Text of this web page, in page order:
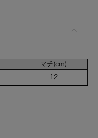
マチ(cm)
12